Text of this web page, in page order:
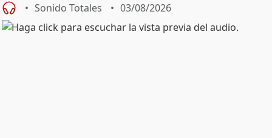
Sonido Totales 03/08/2026